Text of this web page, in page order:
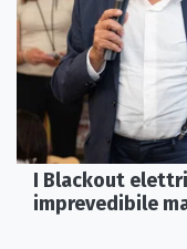
I Blackout
imprevedibile